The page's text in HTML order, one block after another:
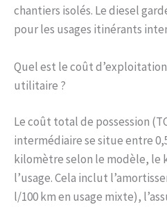
chantiers isolés. Le diesel
pour les usages itinérants
Quel est le coût
utilitaire ?
Le coût total de possession
intermédiaire se situe entre
kilomètre selon le modèle, le
l’usage. Cela inclut
l/100 km en usage mixte),